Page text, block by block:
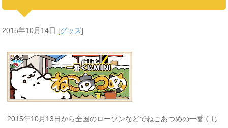
2015年10月14日 [グッズ]
2015年10月13日から全国のローソンなどでねこあつめの一番くじ